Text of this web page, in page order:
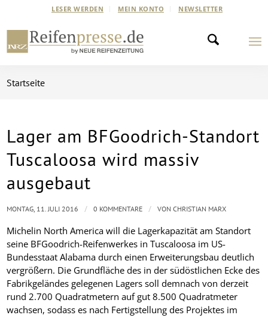
LESER WERDEN MEIN KONTO NEWSLETTER
Startseite
Lager am BFGoodrich-Standort
Tuscaloosa wird massiv
ausgebaut
Michelin North America will die Lagerkapazität am Standort
seine BFGoodrich-Reifenwerkes in Tuscaloosa im US-
Bundesstaat Alabama durch einen Erweiterungsbau deutlich
vergrößern. Die Grundfläche des in der südöstlichen Ecke des
Fabrikgeländes gelegenen Lagers soll demnach von derzeit
rund 2.700 Quadratmetern auf gut 8.500 Quadratmeter
wachsen, sodass es nach Fertigstellung des Projektes im
MONTAG, 11. JULI 2016 / 0 KOMMENTARE / VONCHRISTIAN MARX